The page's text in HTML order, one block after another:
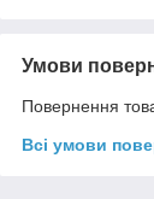
Умови
Повернення
Всі умови